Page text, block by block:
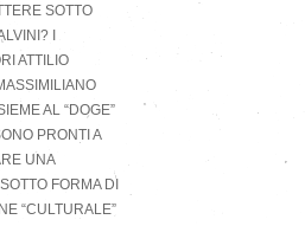
SOTTO
I
ATTILIO
AL “DOGE”
PRONTI A
UNA
FORMA DI
“CULTURALE”